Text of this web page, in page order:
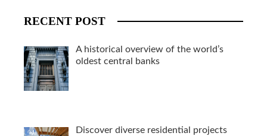
RECENT POST
A historical overview of the world’s
oldest central banks
Discover diverse residential projects